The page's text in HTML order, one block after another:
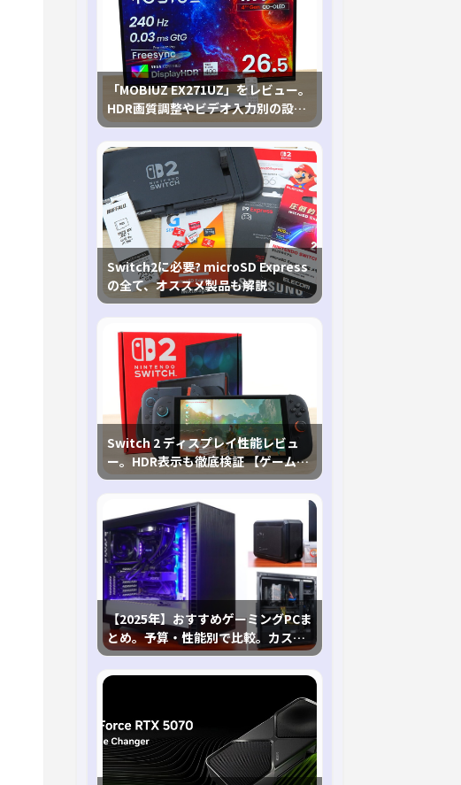
「MOBIUZ EX271UZ」をレビュー。
HDR画質調整やビデオ入力別の設定
が可能な4K有機ELゲーミングモニタ
を徹底検証
Switch2に必要? microSD Express
の全て、オススメ製品も解説
Switch 2 ディスプレイ性能レビュ
ー。HDR表示も徹底検証 【ゲームに
おけるHDRの未来を切り開く1台！】
【2025年】おすすめゲーミングPCま
とめ。予算・性能別で比較。カスタ
マイズ指南も